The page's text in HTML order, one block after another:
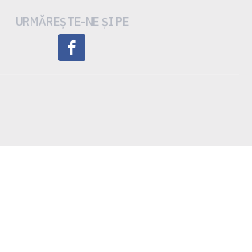
URMĂREȘTE-NE ȘI PE
facebook